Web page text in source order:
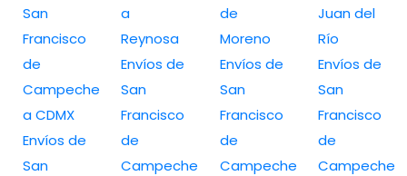
San
Francisco
de
Campeche
a CDMX
Envíos de
San
a
Reynosa
Envíos de
San
Francisco
de
Campeche
de
Moreno
Envíos de
San
Francisco
de
Campeche
Juan del
Río
Envíos de
San
Francisco
de
Campeche